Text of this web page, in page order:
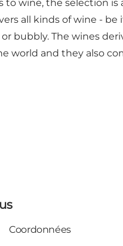
to wine, the selection is
all kinds of wine - be
bubbly. The wines
world and they also
Coordonnées